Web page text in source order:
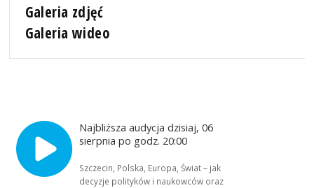
Galeria zdjęć
Galeria wideo
Najbliższa audycja dzisiaj, 06
sierpnia po godz. 20:00
Szczecin, Polska, Europa, Świat – jak
decyzje polityków i naukowców oraz